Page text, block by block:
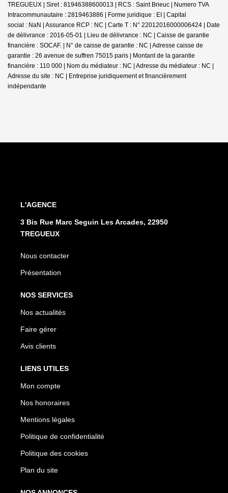
TREGUEUX | Siret : 81946388600013 | RCS : Saint Brieuc | Numero TVA
Intracommunautaire : 2819463886 | Forme juridique : EI | Capital
social : NaN | Assurance RCP : NC | Carte T : N° 22012016000006424 | Date
de délivrance : 2016-05-01 | Lieu de délivrance : NC | Caisse de garantie
financière : SOCAF. | N° de caisse de garantie : NC | Adresse caisse de
garantie : 26 avenue de suffren 75015 paris | Montant de la garantie
financière : 110 000 | Nom du médiateur : NC | Adresse du médiateur : NC |
Adresse du site : NC | Entreprise juridiquement et financièrement
indépendante
L'AGENCE
3 Bis Rue Marc Seguin Les Arcades, 22950
TREGUEUX
Nous contacter
Présentation
NOS SERVICES
Nos actualités
Faire gérer
Avis clients
LIENS UTILES
Mon compte
Nos honoraires
Mentions légales
Politique de confidentialité
Politique des cookies
Plan du site